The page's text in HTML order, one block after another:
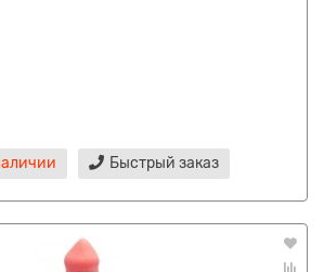
Быстрый заказ